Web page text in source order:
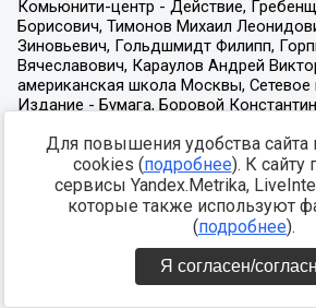
Для повышения удобства
cookies (подробнее). К
сервисы Yandex.Metrika,
которые также используют
(подробнее).
Я согласен/